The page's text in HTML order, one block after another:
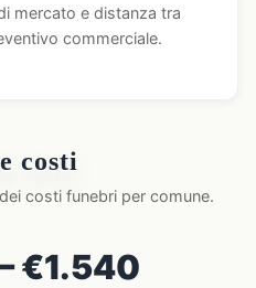
mercato e distanza tra
commerciale.
costi
costi funebri per comune.
€1.540